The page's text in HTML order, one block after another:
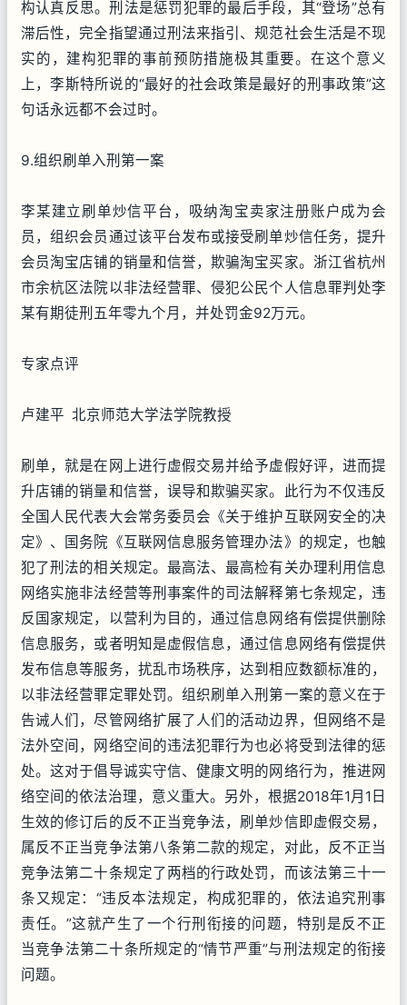
构认真反思。刑法是惩罚犯罪的最后手段，其“登场”总有
滞后性，完全指望通过刑法来指引、规范社会生活是不现
实的，建构犯罪的事前预防措施极其重要。在这个意义
上，李斯特所说的“最好的社会政策是最好的刑事政策”这
句话永远都不会过时。
9.组织刷单入刑第一案
李某建立刷单炒信平台，吸纳淘宝卖家注册账户成为会
员，组织会员通过该平台发布或接受刷单炒信任务，提升
会员淘宝店铺的销量和信誉，欺骗淘宝买家。浙江省杭州
市余杭区法院以非法经营罪、侵犯公民个人信息罪判处李
某有期徒刑五年零九个月，并处罚金92万元。
专家点评
卢建平 北京师范大学法学院教授
刷单，就是在网上进行虚假交易并给予虚假好评，进而提
升店铺的销量和信誉，误导和欺骗买家。此行为不仅违反
全国人民代表大会常务委员会《关于维护互联网安全的决
定》、国务院《互联网信息服务管理办法》的规定，也触
犯了刑法的相关规定。最高法、最高检有关办理利用信息
网络实施非法经营等刑事案件的司法解释第七条规定，违
反国家规定，以营利为目的，通过信息网络有偿提供删除
信息服务，或者明知是虚假信息，通过信息网络有偿提供
发布信息等服务，扰乱市场秩序，达到相应数额标准的，
以非法经营罪定罪处罚。组织刷单入刑第一案的意义在于
告诫人们，尽管网络扩展了人们的活动边界，但网络不是
法外空间，网络空间的违法犯罪行为也必将受到法律的惩
处。这对于倡导诚实守信、健康文明的网络行为，推进网
络空间的依法治理，意义重大。另外，根据2018年1月1日
生效的修订后的反不正当竞争法，刷单炒信即虚假交易，
属反不正当竞争法第八条第二款的规定，对此，反不正当
竞争法第二十条规定了两档的行政处罚，而该法第三十一
条又规定：“违反本法规定，构成犯罪的，依法追究刑事
责任。”这就产生了一个行刑衔接的问题，特别是反不正
当竞争法第二十条所规定的“情节严重”与刑法规定的衔接
问题。